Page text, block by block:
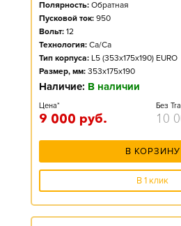
Полярность: Обратная
Пусковой ток: 950
Вольт: 12
Технология: Ca/Ca
Тип корпуса: L5 (353x175x190) EURO
Размер, мм: 353x175x190
Наличие: В наличии
Цена*
9 000 руб.
Без
10
В КОРЗИНУ
В 1 клик